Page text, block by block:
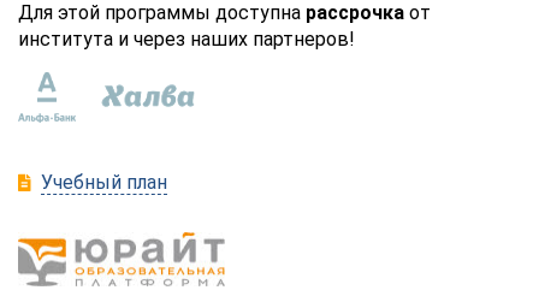
Для этой программы доступна рассрочка от
института и через наших партнеров!
Учебный план